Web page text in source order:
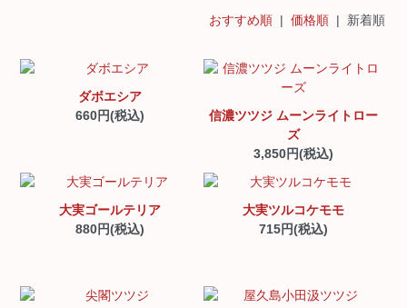
おすすめ順| 価格順| 新着順
ダボエシア
660円(税込)
信濃ツツジ ムーンライトロー
ズ
3,850円(税込)
大実ゴールテリア
880円(税込)
大実ツルコケモモ
715円(税込)